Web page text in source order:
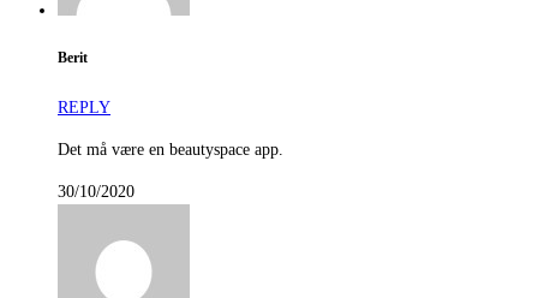
Berit
REPLY
Det må være en beautyspace app.
30/10/2020